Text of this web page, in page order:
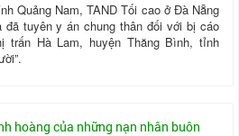
Quảng Nam, TAND Tối cao ở Đà Nẵng
đã tuyên y án chung thân đối với bị cáo
trấn Hà Lam, huyện Thăng Bình, tỉnh
hoàng của những nạn nhân buôn